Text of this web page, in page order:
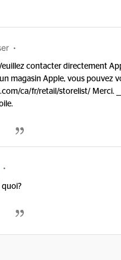
contacter directement
magasin Apple, vous pouvez
ca/fr/retail/storelist/ Merci.
quoi?